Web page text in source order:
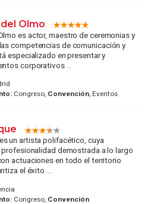
Olmo
es actor, maestro de ceremonias y
competencias de comunicación y
especializado en presentar y
corporativos ...
Congreso, Convención, Eventos
un artista polifacético, cuya
profesionalidad demostrada a lo largo
actuaciones en todo el territorio
el éxito ...
Congreso, Convención